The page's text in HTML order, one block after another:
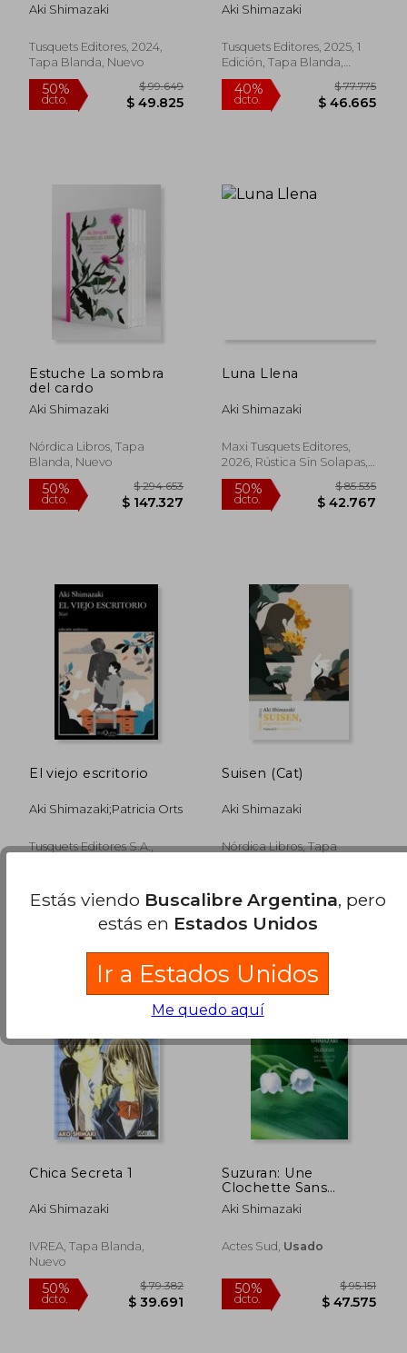
50%
dcto.
Aki Shimazaki
Tusquets Editores, 2024,
Tapa Blanda, Nuevo
50%
$ 49.825
Aki Shimazaki
Tusquets Editores, 2025, 1
Edición, Tapa Blanda,
Nuevo
40%
dcto.
Estuche La sombra
del cardo
Aki Shimazaki
Nórdica Libros, Tapa
Blanda, Nuevo
dcto.
Luna Llena
Aki Shimazaki
Maxi Tusquets Editores,
2026, Rústica Sin Solapas,
Nuevo
dcto.
El viejo escritorio
Aki Shimazaki;Patricia Orts
Tusquets Editores S.A.,
Suisen (Cat)
Aki Shimazaki
Nórdica Libros, Tapa
Chica Secreta 1
Aki Shimazaki
IVREA, Tapa Blanda,
Nuevo
Suzuran: Une
Clochette Sans
Battant (en Francés)
Aki Shimazaki
Actes Sud, Usado
Estás viendo Buscalibre Argentina, pero
estás en Estados Unidos
Ir a Estados Unidos
Me quedo aquí